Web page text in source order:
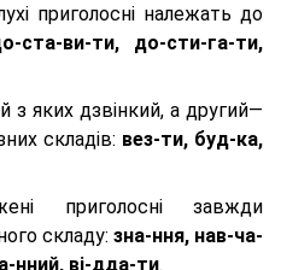
приголосні належать до
ста-ви-ти, до-сти-га-ти,
з яких дзвінкий, а другий—
складів: вез-ти, буд-ка,
приголосні завжди
складу: зна-ння, нав-ча-
нний, ві-дда-ти.